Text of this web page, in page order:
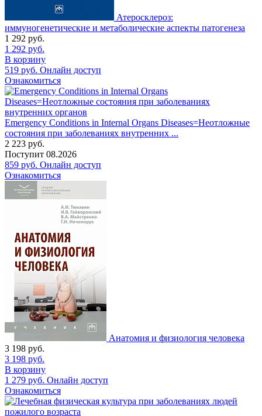
Атеросклероз:
иммуногенетические и метаболические аспекты патогенеза
1 292 руб.
1 292 руб.
В корзину
519 руб. Онлайн доступ
Ознакомиться
Emergency Conditions in Internal Organs Diseases=Неотложные
состояния при заболеваниях внутренних ...
2 223 руб.
Поступит 08.2026
859 руб. Онлайн доступ
Ознакомиться
Анатомия и физиология человека
3 198 руб.
3 198 руб.
В корзину
1 279 руб. Онлайн доступ
Ознакомиться